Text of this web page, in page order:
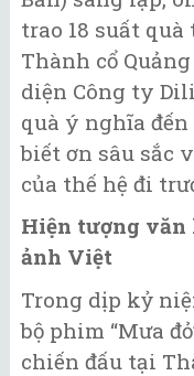
trao 18 suất
Thành cổ
diện Công ty
quà ý nghĩa
biết ơn sâu sắc
của thế hệ đi
Hiện tượng văn
ảnh Việt
Trong dịp kỷ
bộ phim “Mưa
chiến đấu tại